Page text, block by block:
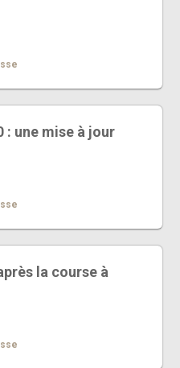
: une mise à jour
la course à